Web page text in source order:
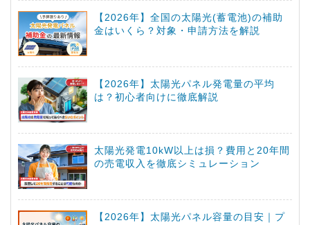
【2026年】全国の太陽光(蓄電池)の補助
金はいくら？対象・申請方法を解説
【2026年】太陽光パネル発電量の平均
は？初心者向けに徹底解説
太陽光発電10kW以上は損？費用と20年間
の売電収入を徹底シミュレーション
【2026年】太陽光パネル容量の目安｜プ